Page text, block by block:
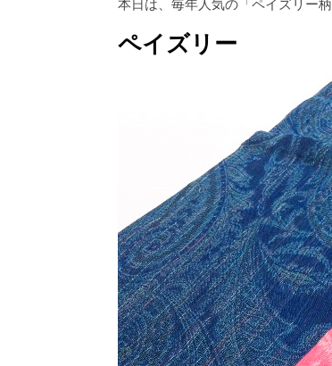
本日は、毎年人気の「ペイズリー
ペイズリー